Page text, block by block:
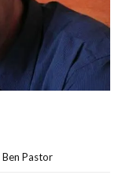
Pastor